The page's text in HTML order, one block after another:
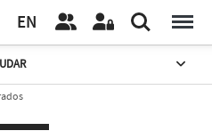
EN